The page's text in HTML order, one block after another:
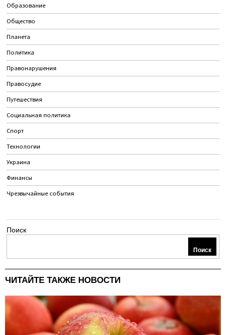
Образование
Общество
Планета
Политика
Правонарушения
Правосудие
Путешествия
Социальная политика
Спорт
Технологии
Украина
Финансы
Чрезвычайные события
Поиск
Поиск
ЧИТАЙТЕ ТАКЖЕ НОВОСТИ